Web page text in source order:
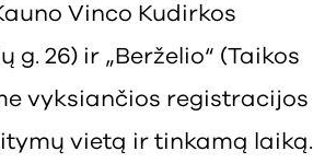
Vinco Kudirkos
26) ir „Berželio“ (Taikos
vyksiančios registracijos
vietą ir tinkamą laiką.